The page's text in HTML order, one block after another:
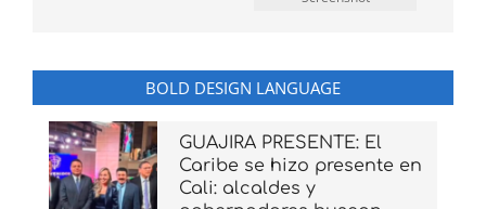
BOLD DESIGN LANGUAGE
GUAJIRA PRESENTE: El
Caribe se hizo presente en
Cali: alcaldes y